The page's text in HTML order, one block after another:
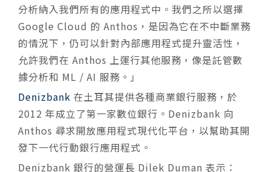
分析納入我們所有的應用程式中。我們之所以選擇
Google Cloud 的 Anthos，是因為它在不中斷業務
的情況下，仍可以針對內部應用程式提升靈活性，
允許我們在 Anthos 上運行其他服務，像是託管數
據分析和 ML / AI 服務。」
Denizbank 在土耳其提供各種商業銀行服務，於
2012 年成立了第一家數位銀行。Denizbank 向
Anthos 尋求開放應用程式現代化平台，以幫助其開
發下一代行動銀行應用程式。
Denizbank 銀行的營運長 Dilek Duman 表示：